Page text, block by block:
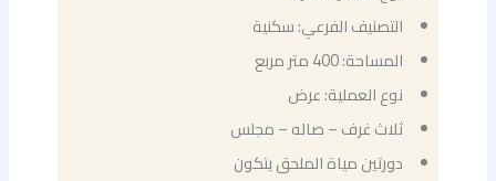
التصنيف الفرعي: سكنية
المساحة: 400 متر مربع
نوع العملية: عرض
ثلاث غرف – صاله – مجلس
دورتين مياة الملحق يتكون